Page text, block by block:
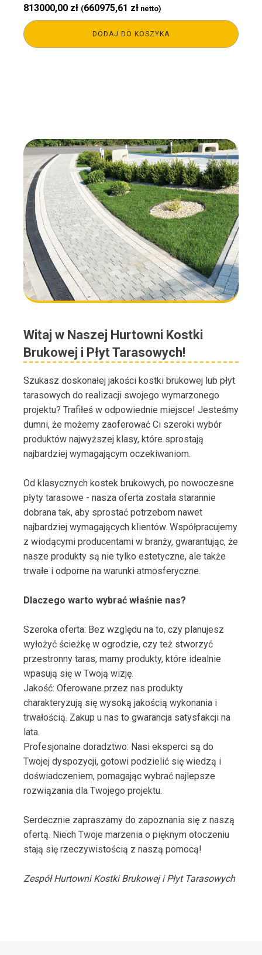
813000,00 zł (660975,61 zł netto)
DODAJ DO KOSZYKA
Witaj w Naszej Hurtowni Kostki
Brukowej i Płyt Tarasowych!
Szukasz doskonałej jakości kostki brukowej lub płyt
tarasowych do realizacji swojego wymarzonego
projektu? Trafiłeś w odpowiednie miejsce! Jesteśmy
dumni, że możemy zaoferować Ci szeroki wybór
produktów najwyższej klasy, które sprostają
najbardziej wymagającym oczekiwaniom.
Od klasycznych kostek brukowych, po nowoczesne
płyty tarasowe - nasza oferta została starannie
dobrana tak, aby sprostać potrzebom nawet
najbardziej wymagających klientów. Współpracujemy
z wiodącymi producentami w branży, gwarantując, że
nasze produkty są nie tylko estetyczne, ale także
trwałe i odporne na warunki atmosferyczne.
Dlaczego warto wybrać właśnie nas?
Szeroka oferta: Bez względu na to, czy planujesz
wyłożyć ścieżkę w ogrodzie, czy też stworzyć
przestronny taras, mamy produkty, które idealnie
wpasują się w Twoją wizję.
Jakość: Oferowane przez nas produkty
charakteryzują się wysoką jakością wykonania i
trwałością. Zakup u nas to gwarancja satysfakcji na
lata.
Profesjonalne doradztwo: Nasi eksperci są do
Twojej dyspozycji, gotowi podzielić się wiedzą i
doświadczeniem, pomagając wybrać najlepsze
rozwiązania dla Twojego projektu.
Serdecznie zapraszamy do zapoznania się z naszą
ofertą. Niech Twoje marzenia o pięknym otoczeniu
stają się rzeczywistością z naszą pomocą!
Zespół Hurtowni Kostki Brukowej i Płyt Tarasowych